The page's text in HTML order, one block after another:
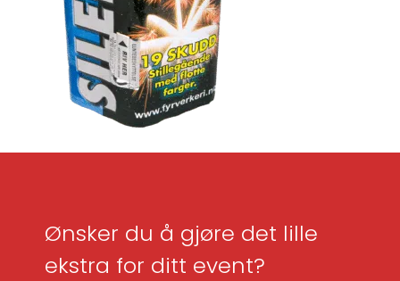
Ønsker du å gjøre det lille
ekstra for ditt event?